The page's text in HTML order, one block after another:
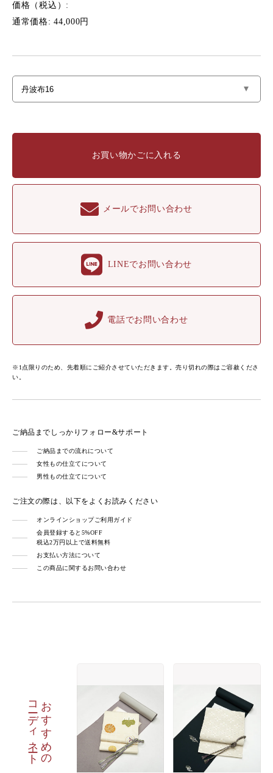
価格（税込）:
通常価格: 44,000円
お買い物かごに入れる
メールでお問い合わせ
LINEでお問い合わせ
電話でお問い合わせ
※1点限りのため、先着順にご紹介させていただきます。売り切れの際はご容赦くださ
い。
ご納品までしっかりフォロー&サポート
ご納品までの流れについて
女性もの仕立てについて
男性もの仕立てについて
ご注文の際は、以下をよくお読みください
オンラインショップご利用ガイド
会員登録すると5%OFF
税込2万円以上で送料無料
お支払い方法について
この商品に関するお問い合わせ
おすすめの
コーディネート